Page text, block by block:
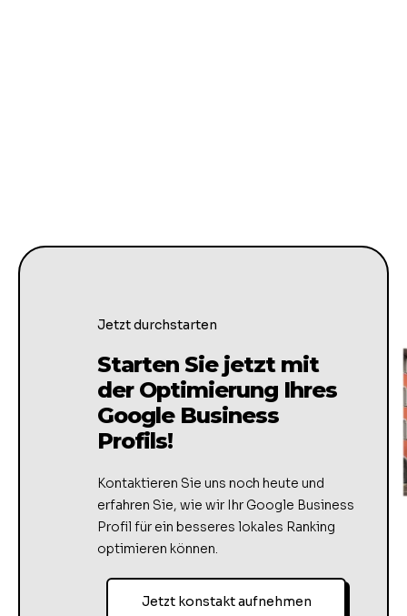
Jetzt durchstarten
Starten Sie jetzt mit
der Optimierung Ihres
Google Business
Profils!
Kontaktieren Sie uns noch heute und
erfahren Sie, wie wir Ihr Google Business
Profil für ein besseres lokales Ranking
optimieren können.
Jetzt konstakt aufnehmen